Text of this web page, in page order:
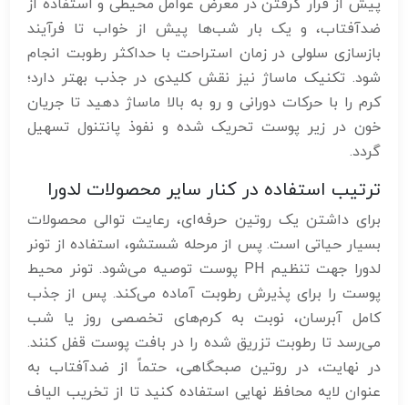
پیش از قرار گرفتن در معرض عوامل محیطی و استفاده از
ضدآفتاب، و یک بار شب‌ها پیش از خواب تا فرآیند
بازسازی سلولی در زمان استراحت با حداکثر رطوبت انجام
شود. تکنیک ماساژ نیز نقش کلیدی در جذب بهتر دارد؛
کرم را با حرکات دورانی و رو به بالا ماساژ دهید تا جریان
خون در زیر پوست تحریک شده و نفوذ پانتنول تسهیل
گردد.
ترتیب استفاده در کنار سایر محصولات لدورا
برای داشتن یک روتین حرفه‌ای، رعایت توالی محصولات
بسیار حیاتی است. پس از مرحله شستشو، استفاده از تونر
لدورا جهت تنظیم PH پوست توصیه می‌شود. تونر محیط
پوست را برای پذیرش رطوبت آماده می‌کند. پس از جذب
کامل آبرسان، نوبت به کرم‌های تخصصی روز یا شب
می‌رسد تا رطوبت تزریق شده را در بافت پوست قفل کنند.
در نهایت، در روتین صبحگاهی، حتماً از ضدآفتاب به
عنوان لایه محافظ نهایی استفاده کنید تا از تخریب الیاف